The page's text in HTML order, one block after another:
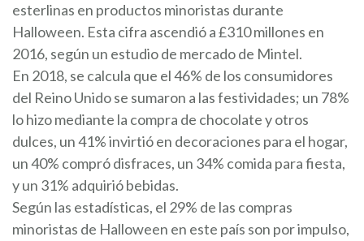
esterlinas en productos minoristas durante
Halloween. Esta cifra ascendió a £310 millones en
2016, según un estudio de mercado de Mintel.
En 2018, se calcula que el 46% de los consumidores
del Reino Unido se sumaron a las festividades; un 78%
lo hizo mediante la compra de chocolate y otros
dulces, un 41% invirtió en decoraciones para el hogar,
un 40% compró disfraces, un 34% comida para fiesta,
y un 31% adquirió bebidas.
Según las estadísticas, el 29% de las compras
minoristas de Halloween en este país son por impulso,